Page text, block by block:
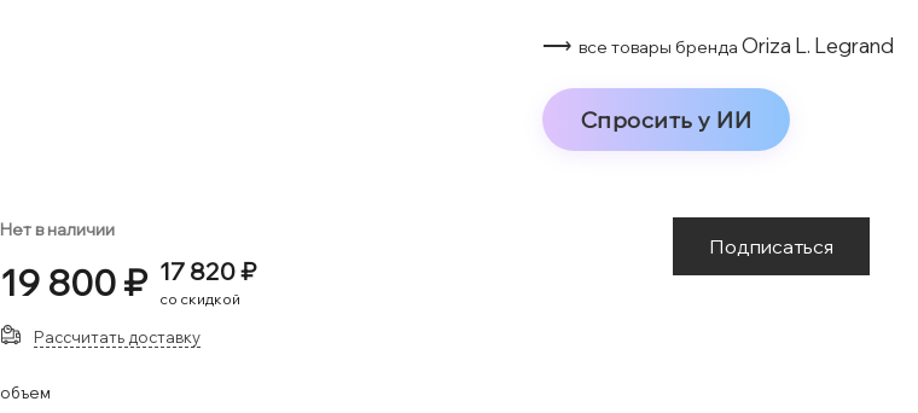
⟶ все товары бренда Oriza L. Legrand
Спросить у ИИ
Нет в наличии
19 800 ₽ 17 820 ₽
со скидкой
Подписаться
Рассчитать доставку
объем